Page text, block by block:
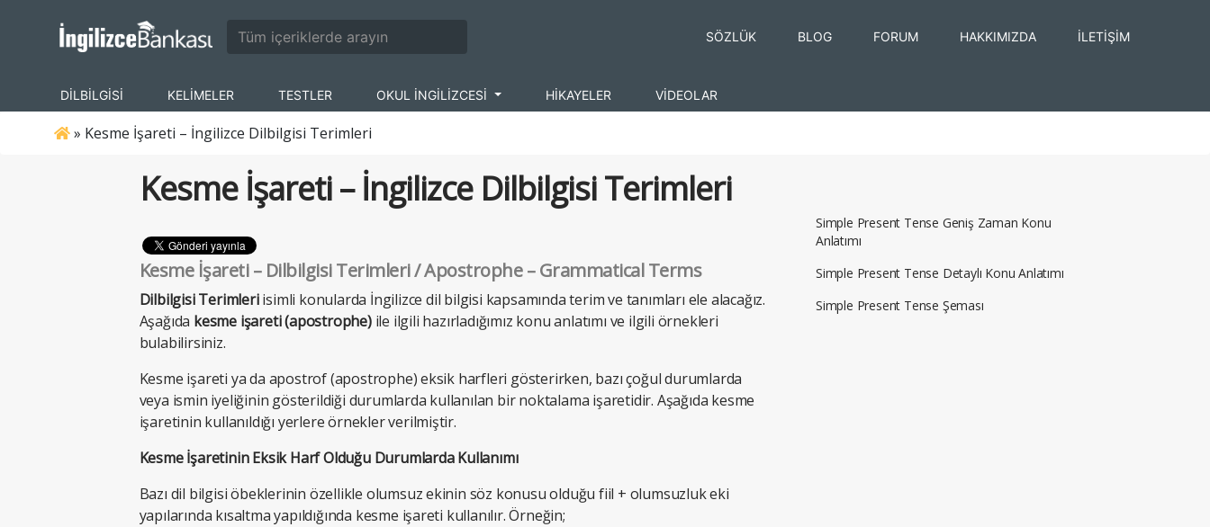
SÖZLÜK BLOG FORUM HAKKIMIZDA İLETİŞİM
DİLBİLGİSİ KELİMELER TESTLER OKUL İNGİLİZCESİ HİKAYELER VİDEOLAR
» Kesme İşareti – İngilizce Dilbilgisi Terimleri
Kesme İşareti – İngilizce Dilbilgisi Terimleri
Kesme İşareti – Dilbilgisi Terimleri / Apostrophe– Grammatical Terms
Dilbilgisi Terimleriisimli konularda İngilizce dil bilgisi kapsamında terim ve tanımları ele alacağız.
Aşağıda kesme işareti (apostrophe) ile ilgili hazırladığımız konu anlatımı ve ilgili örnekleri
bulabilirsiniz.
Kesme işareti ya da apostrof (apostrophe) eksik harfleri gösterirken, bazı çoğul durumlarda
veya ismin iyeliğinin gösterildiği durumlarda kullanılan bir noktalama işaretidir. Aşağıda kesme
işaretinin kullanıldığı yerlere örnekler verilmiştir.
Kesme İşaretinin Eksik Harf Olduğu Durumlarda Kullanımı
Bazı dil bilgisi öbeklerinin özellikle olumsuz ekinin söz konusu olduğu fiil + olumsuzluk eki
yapılarında kısaltma yapıldığında kesme işareti kullanılır. Örneğin;
Simple Present Tense Geniş Zaman Konu
Anlatımı
Simple Present Tense Detaylı Konu Anlatımı
Simple Present Tense Şeması